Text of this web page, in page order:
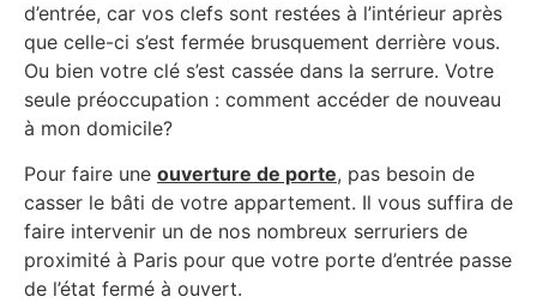
d’entrée, car vos clefs sont restées à l’intérieur après
que celle-ci s’est fermée brusquement derrière vous.
Ou bien votre clé s’est cassée dans la serrure. Votre
seule préoccupation : comment accéder de nouveau
à mon domicile?
Pour faire une ouverture de porte, pas besoin de
casser le bâti de votre appartement. Il vous suffira de
faire intervenir un de nos nombreux serruriers de
proximité à Paris pour que votre porte d’entrée passe
de l’état fermé à ouvert.